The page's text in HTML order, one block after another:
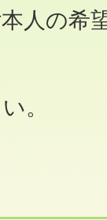
人の希
。